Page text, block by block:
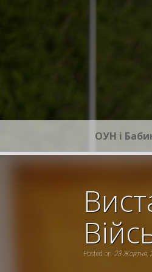
ОУН і
Posted on 23 Жовтня,